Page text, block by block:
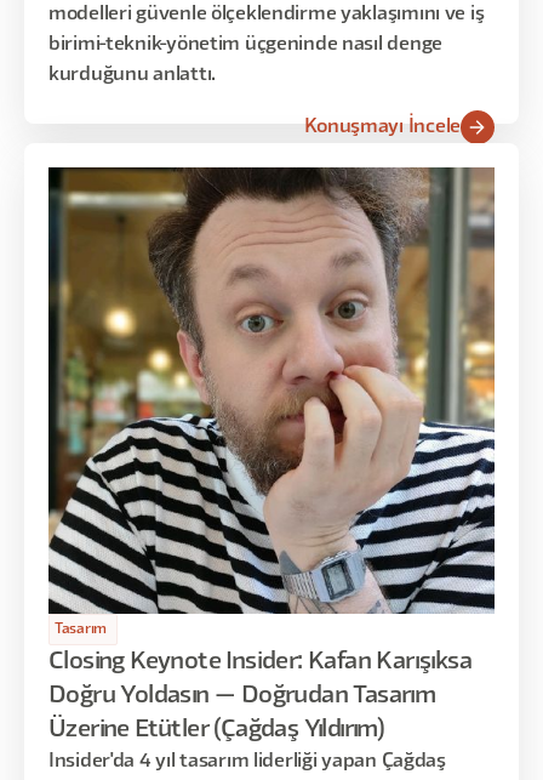
modelleri güvenle ölçeklendirme yaklaşımını ve iş
birimi-teknik-yönetim üçgeninde nasıl denge
kurduğunu anlattı.
Konuşmayı İncele
Tasarım
Closing Keynote Insider: Kafan Karışıksa
Doğru Yoldasın — Doğrudan Tasarım
Üzerine Etütler (Çağdaş Yıldırım)
Insider'da 4 yıl tasarım liderliği yapan Çağdaş